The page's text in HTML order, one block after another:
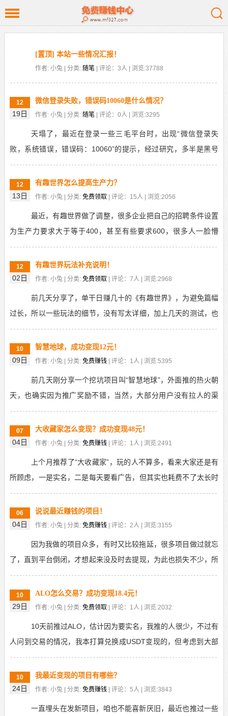
[置顶] 本站一些情况汇报！
作者: 小兔 | 分类: 随笔 | 评论：3人 | 浏览:37788
12
19日
微信登录失败，错误码10060是什么情况？
作者: 小兔 | 分类: 随笔 | 评论：0人 | 浏览:3295
天塌了，最近在登录一些三毛平台时，出现“微信登录失
败，系统错误，错误码：10060”的提示，经过研究，多半是黑号
了。有可能是广告商那边出手了，针对羊毛党的一技绝...
12
13日
有趣世界怎么提高生产力？
作者: 小兔 | 分类: 免费领取 | 评论：15人 | 浏览:2056
最近，有趣世界做了调整，很多企业把自己的招聘条件设置
为生产力要求大于等于400，甚至有些要求600，很多人一脸懵
逼，这要怎么提高生产力啊，以前也没这个玩意啊，是...
12
02日
有趣世界玩法补充说明！
作者: 小兔 | 分类: 免费领取 | 评论：7人 | 浏览:2968
前几天分享了，单干日赚几十的《有趣世界》，为避免篇幅
过长，所以一些玩法的细节，没有写太详细，加上几天的测试，也
发现一些问题，这里一并重新补充说明一下，也省得大家...
10
09日
智慧地球，成功变现12元！
作者: 小兔 | 分类: 免费赚钱 | 评论：1人 | 浏览:5395
前几天刚分享一个挖坑项目叫“智慧地球”，外面推的热火朝
天，也确实因为推广奖励不错，当然，大部分用户没有拉人的渠
道，只能单干，所以如果单干赚不到钱，我也不会推。从...
07
04日
大收藏家怎么变现？成功变现48元！
作者: 小兔 | 分类: 免费赚钱 | 评论：1人 | 浏览:2491
上个月推荐了“大收藏家”，玩的人不算多，看来大家还是有
所顾虑，一是实名，二是每天要看广告，但其实也耗费不了太长时
间，主要长期可做，我今天试着变现了8000玉石，...
06
04日
说说最近赚钱的项目！
作者: 小兔 | 分类: 免费赚钱 | 评论：2人 | 浏览:3155
因为我做的项目众多，有时又比较拖延，很多项目做过就忘
了，直到平台倒闭，才想起来没及时去提现，为此也损失不少，所
以我觉得还是有必要，每间隔一段时间，就回顾一下最近...
10
29日
ALO怎么交易？成功变现18.4元！
作者: 小兔 | 分类: 免费领取 | 评论：1人 | 浏览:2032
10天前推过ALO，估计因为要实名，我推的人很少，不过有
人问到交易的情况，我本打算兑换成USDT变现的，但考虑到大部
分人觉得门槛高，周期长，还是通过私下交易变现...
10
24日
我最近变现的项目有哪些？
作者: 小兔 | 分类: 免费赚钱 | 评论：5人 | 浏览:3843
一直埋头在发新项目，咱也不能喜新厌旧，最近也推过一些